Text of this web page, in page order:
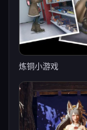
炼铜小游戏